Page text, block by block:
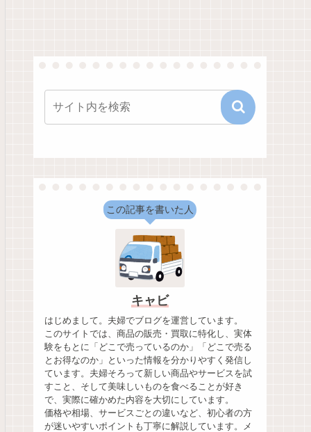
この記事を書いた人
キャビ
はじめまして。夫婦でブログを運営しています。
このサイトでは、商品の販売・買取に特化し、実体
験をもとに「どこで売っているのか」「どこで売る
とお得なのか」といった情報を分かりやすく発信し
ています。夫婦そろって新しい商品やサービスを試
すこと、そして美味しいものを食べることが好き
で、実際に確かめた内容を大切にしています。
価格や相場、サービスごとの違いなど、初心者の方
が迷いやすいポイントも丁寧に解説しています。メ